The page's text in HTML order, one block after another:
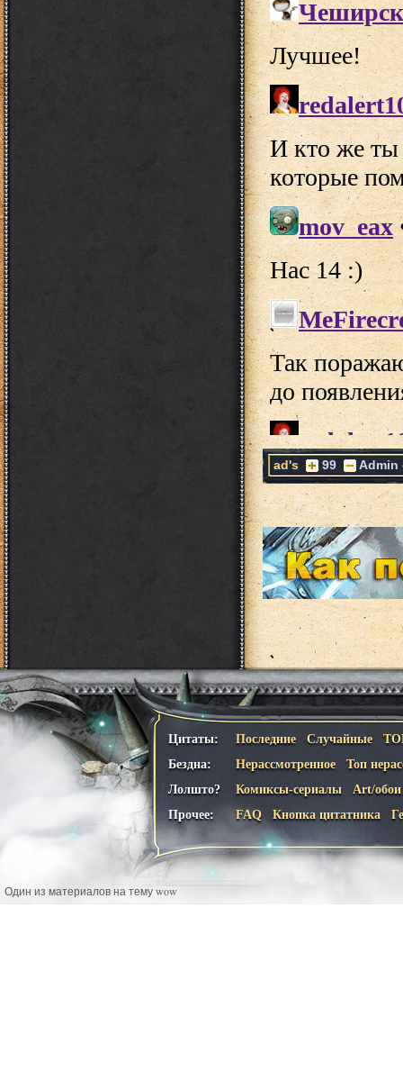
ad's 99 Admin
Цитаты: Последние Случайные
Бездна:
Нерассмотренное
Топ
Лолшто?
Комиксы-сериалы
Art/обои
Прочее:
FAQ Кнопка цитатника
Один из материалов на тему wow